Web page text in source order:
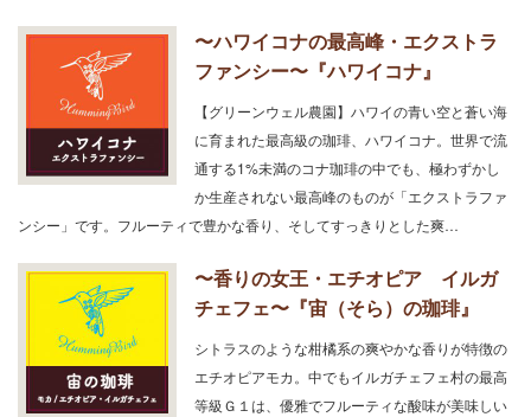
〜ハワイコナの最高峰・エクストラ
ファンシー〜『ハワイコナ』
【グリーンウェル農園】ハワイの青い空と蒼い海
に育まれた最高級の珈琲、ハワイコナ。世界で流
通する1%未満のコナ珈琲の中でも、極わずかし
か生産されない最高峰のものが「エクストラファ
ンシー」です。フルーティで豊かな香り、そしてすっきりとした爽…
〜香りの女王・エチオピア イルガ
チェフェ〜『宙（そら）の珈琲』
シトラスのような柑橘系の爽やかな香りが特徴の
エチオピアモカ。中でもイルガチェフェ村の最高
等級Ｇ１は、優雅でフルーティな酸味が美味しい